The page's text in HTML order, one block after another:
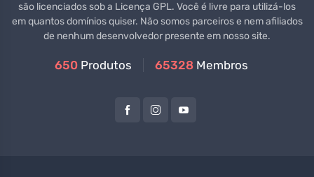
são licenciados sob a Licença GPL. Você é livre para utilizá-los
em quantos domínios quiser. Não somos parceiros e nem afiliados
de nenhum desenvolvedor presente em nosso site.
650 Produtos 65328 Membros